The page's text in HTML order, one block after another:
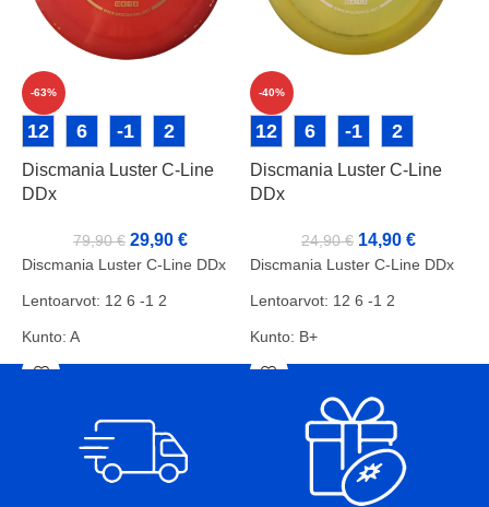
-63%
12 6 -1 2
Discmania Luster C-Line
DDx
79,90€ 29,90 €
Discmania Luster C-Line DDx
Lentoarvot: 12 6 -1 2
Kunto: A
Paino: 175g
-40%
12 6 -1 2
Discmania Luster C-Line
DDx
24,90€ 14,90 €
Discmania Luster C-Line DDx
Lentoarvot: 12 6 -1 2
Kunto: B+
Paino: 175g
Tussit: Rimmi